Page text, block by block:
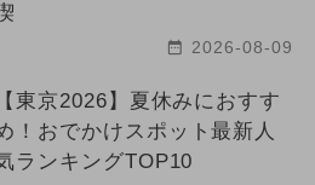
2026-08-09
【東京2026】夏休みにおすす
！おでかけスポット最新人
ランキングTOP10